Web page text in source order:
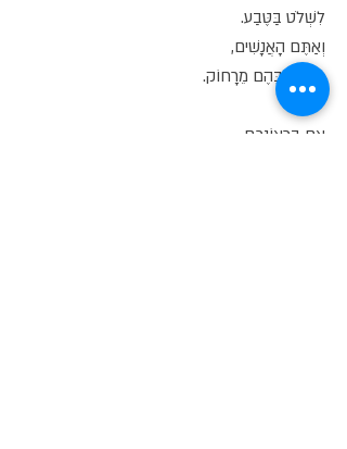
לִשְׁלֹט בַּטֶּבַע.
וְאַתֶּם הָאֲנָשִׁים,
תַּבִּיטוּ בָּהֶם מֵרָחוֹק.
אִם בִּרְצוֹנְכֶם,